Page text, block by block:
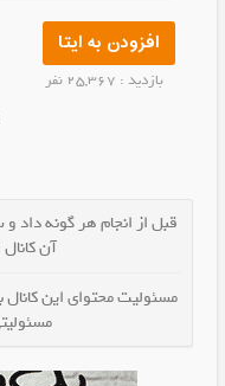
#تحلیل
و هرچه که به محسن
میدیم.
افزودن به ایتا
بازدید : 25,367 نفر
قبل از انجام هر گونه داد و
آن
مسئولیت محتوای این